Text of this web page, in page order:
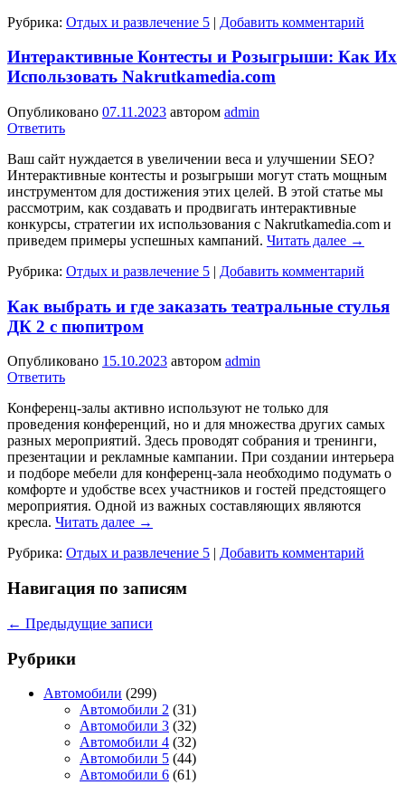
Рубрика: Отдых и развлечение 5 | Добавить комментарий
Интерактивные Контесты и Розыгрыши: Как Их
Использовать Nakrutkamedia.com
Опубликовано 07.11.2023 автором admin
Ответить
Ваш сайт нуждается в увеличении веса и улучшении SEO?
Интерактивные контесты и розыгрыши могут стать мощным
инструментом для достижения этих целей. В этой статье мы
рассмотрим, как создавать и продвигать интерактивные
конкурсы, стратегии их использования с Nakrutkamedia.com и
приведем примеры успешных кампаний. Читать далее →
Рубрика: Отдых и развлечение 5 | Добавить комментарий
Как выбрать и где заказать театральные стулья
ДК 2 с пюпитром
Опубликовано 15.10.2023 автором admin
Ответить
Конференц-залы активно используют не только для
проведения конференций, но и для множества других самых
разных мероприятий. Здесь проводят собрания и тренинги,
презентации и рекламные кампании. При создании интерьера
и подборе мебели для конференц-зала необходимо подумать о
комфорте и удобстве всех участников и гостей предстоящего
мероприятия. Одной из важных составляющих являются
кресла. Читать далее →
Рубрика: Отдых и развлечение 5 | Добавить комментарий
Навигация по записям
← Предыдущие записи
Рубрики
Автомобили (299)
Автомобили 2 (31)
Автомобили 3 (32)
Автомобили 4 (32)
Автомобили 5 (44)
Автомобили 6 (61)